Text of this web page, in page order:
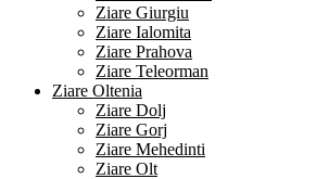
Ziare Giurgiu
Ziare Ialomita
Ziare Prahova
Ziare Teleorman
Ziare Oltenia
Ziare Dolj
Ziare Gorj
Ziare Mehedinti
Ziare Olt